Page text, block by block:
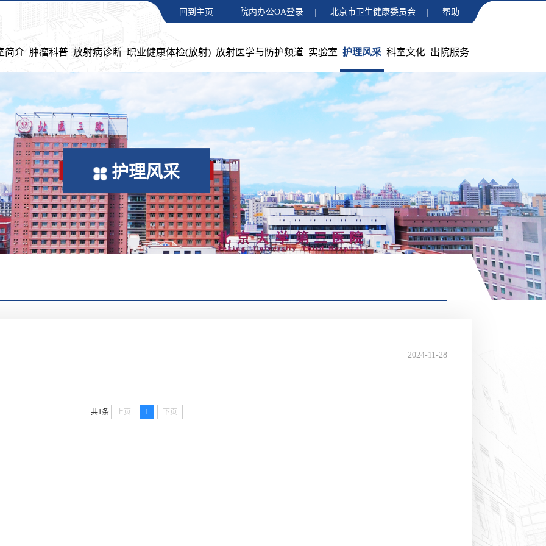
回到主页 院内办公OA登录 北京市卫生健康委员会 帮助
简介 肿瘤科普 放射病诊断 职业健康体检(放射) 放射医学与防护频道 实验室 护理风采 科室文化 出院服务
护理风采
2024-11-28
共1条 上页 1 下页